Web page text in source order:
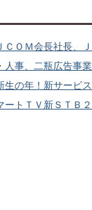
ＣＯＭ会長社長、
人事、二瓶広告事
の年！新サービ
ートＴＶ新ＳＴＢ